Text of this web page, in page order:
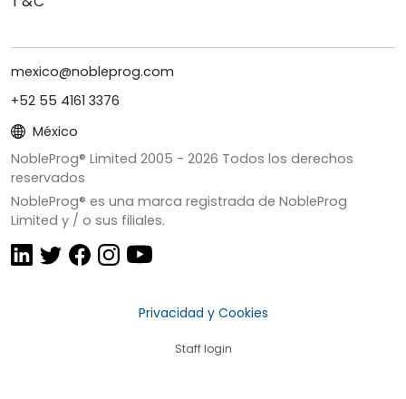
mexico@nobleprog.com
+52 55 4161 3376
México
NobleProg® Limited 2005 - 2026 Todos los derechos
reservados
NobleProg® es una marca registrada de NobleProg
Limited y / o sus filiales.
Privacidad y Cookies
Staff login